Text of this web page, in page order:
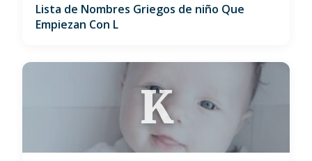
Lista de Nombres Griegos de niño Que
Empiezan Con L
K